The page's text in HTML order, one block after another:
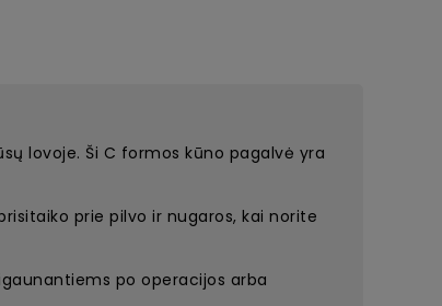
lovoje. Ši C formos kūno pagalvė yra
prie pilvo ir nugaros, kai norite
po operacijos arba